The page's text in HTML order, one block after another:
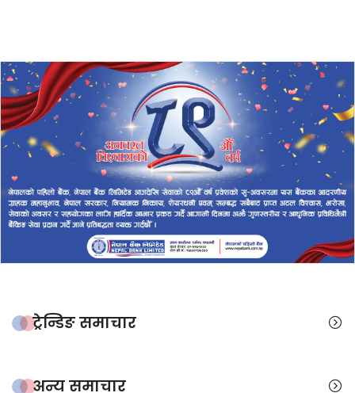
ट्रेन्डिङ समाचार
अन्य समाचार